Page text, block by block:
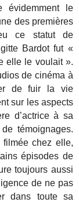
évidemment le
des premières
ce statut de
Bardot fut «
elle le voulait ».
de cinéma à
de fuir la vie
sur les aspects
d’actrice à sa
témoignages.
filmée chez elle,
épisodes de
toujours aussi
de ne pas
dans toute sa